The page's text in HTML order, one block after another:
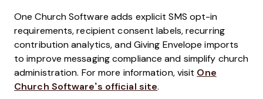
One Church Software adds explicit SMS opt-in
requirements, recipient consent labels, recurring
contribution analytics, and Giving Envelope imports
to improve messaging compliance and simplify church
administration. For more information, visit One
Church Software’s official site.